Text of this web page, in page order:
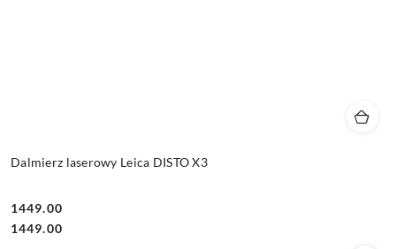
Dalmierz laserowy Leica DISTO X3
Cena:
1449.00
Cena:
1449.00